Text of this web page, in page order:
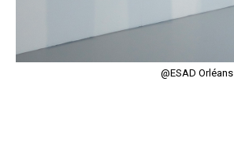
@ESAD Orléans